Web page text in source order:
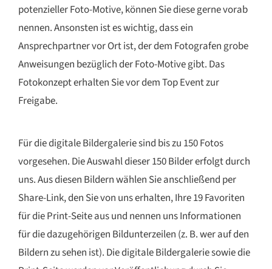
potenzieller Foto-Motive, können Sie diese gerne vorab
nennen. Ansonsten ist es wichtig, dass ein
Ansprechpartner vor Ort ist, der dem Fotografen grobe
Anweisungen bezüglich der Foto-Motive gibt. Das
Fotokonzept erhalten Sie vor dem Top Event zur
Freigabe.
Für die digitale Bildergalerie sind bis zu 150 Fotos
vorgesehen. Die Auswahl dieser 150 Bilder erfolgt durch
uns. Aus diesen Bildern wählen Sie anschließend per
Share-Link, den Sie von uns erhalten, Ihre 19 Favoriten
für die Print-Seite aus und nennen uns Informationen
für die dazugehörigen Bildunterzeilen (z. B. wer auf den
Bildern zu sehen ist). Die digitale Bildergalerie sowie die